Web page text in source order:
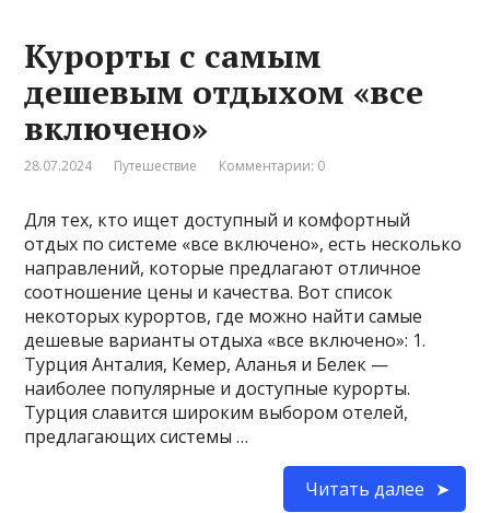
Курорты с самым
дешевым отдыхом «все
включено»
28.07.2024 Путешествие Комментарии: 0
Для тех, кто ищет доступный и комфортный
отдых по системе «все включено», есть несколько
направлений, которые предлагают отличное
соотношение цены и качества. Вот список
некоторых курортов, где можно найти самые
дешевые варианты отдыха «все включено»: 1.
Турция Анталия, Кемер, Аланья и Белек —
наиболее популярные и доступные курорты.
Турция славится широким выбором отелей,
предлагающих системы …
Читать далее